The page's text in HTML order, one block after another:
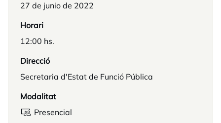
27 de junio de 2022
Horari
12:00 hs.
Direcció
Secretaria d'Estat de Funció Pública
Modalitat
Presencial